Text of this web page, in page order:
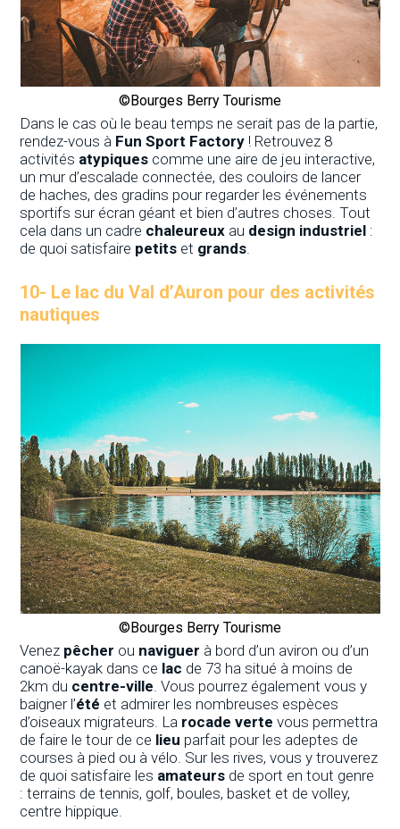
©Bourges Berry Tourisme
Dans le cas où le beau temps ne serait pas de la partie,
rendez-vous à Fun Sport Factory ! Retrouvez 8
activités atypiques comme une aire de jeu interactive,
un mur d’escalade connectée, des couloirs de lancer
de haches, des gradins pour regarder les événements
sportifs sur écran géant et bien d’autres choses. Tout
cela dans un cadre chaleureux au design industriel :
de quoi satisfaire petits et grands
10- Le lac du Val d’Auron pour des activités
nautiques
©Bourges Berry Tourisme
Venez pêcher ou naviguer à bord d’un aviron ou d’un
canoë-kayak dans ce lac de 73 ha situé à moins de
2km du centre-ville . Vous pourrez également vous y
baigner l’été et admirer les nombreuses espèces
d’oiseaux migrateurs. La rocade verte vous permettra
de faire le tour de ce lieu parfait pour les adeptes de
courses à pied ou à vélo. Sur les rives, vous y trouverez
de quoi satisfaire les amateurs de sport en tout genre
: terrains de tennis, golf, boules, basket et de volley,
centre hippique.